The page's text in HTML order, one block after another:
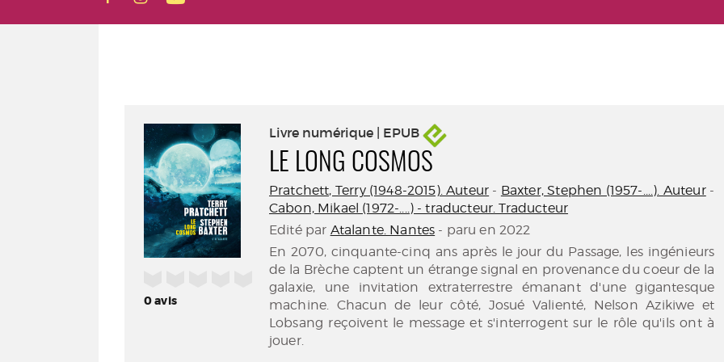
0avis
Livre numérique | EPUB
LE LONG COSMOS
Pratchett, Terry (1948-2015). Auteur - Baxter, Stephen (1957-....). Auteur-
Cabon, Mikael (1972-....) - traducteur. Traducteur
Edité par Atalante. Nantes - paru en 2022
En 2070, cinquante-cinq ans après le jour du Passage, les ingénieurs
de la Brèche captent un étrange signal en provenance du coeur de la
galaxie, une invitation extraterrestre émanant d'une gigantesque
machine. Chacun de leur côté, Josué Valienté, Nelson Azikiwe et
Lobsang reçoivent le message et s'interrogent sur le rôle qu'ils ont à
jouer.